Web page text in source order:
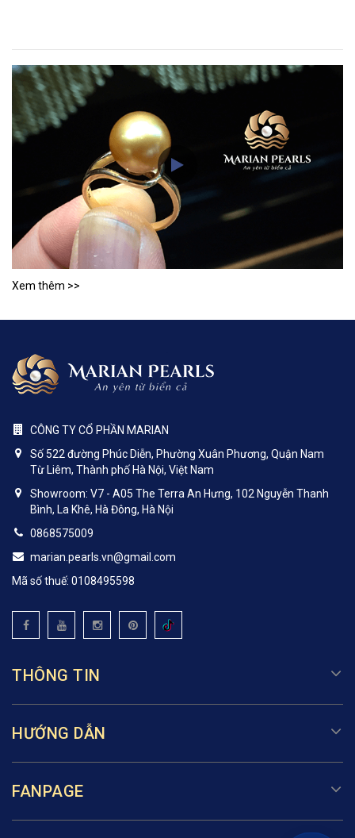
Xem thêm >>
CÔNG TY CỔ PHẦN MARIAN
Số 522 đường Phúc Diễn, Phường Xuân Phương, Quận Nam
Từ Liêm, Thành phố Hà Nội, Việt Nam
Showroom: V7 - A05 The Terra An Hưng, 102 Nguyễn Thanh
Bình, La Khê, Hà Đông, Hà Nội
0868575009
marian.pearls.vn@gmail.com
Mã số thuế: 0108495598
THÔNG TIN
HƯỚNG DẪN
FANPAGE